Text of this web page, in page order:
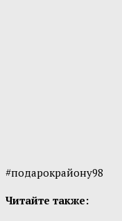
#подарокрайону98
Читайте также: